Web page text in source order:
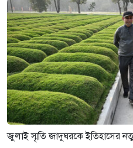
জুলাই স্মৃতি জাদুঘরকে ইতিহাসের